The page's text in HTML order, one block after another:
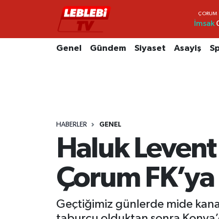
İmsak
Genel Gündem Siyaset Asayiş
HABERLER GENEL
Haluk Levent
Çorum
Geçtiğimiz günlerde mide
Hava Durumu
Tüm Manşetler
Haber Arşivi